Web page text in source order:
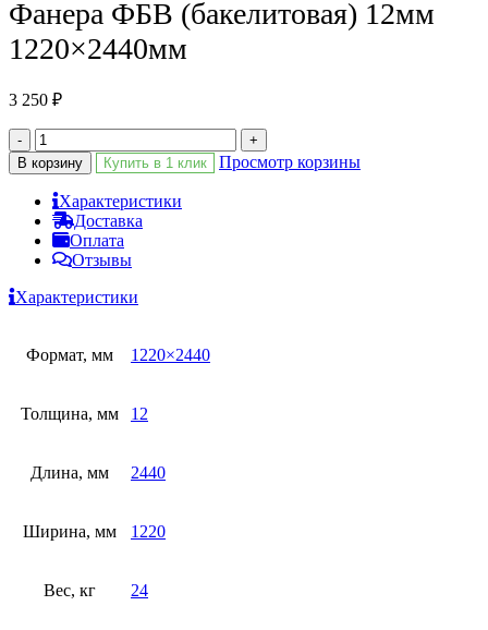
Фанера ФБВ (бакелитовая) 12мм
1220×2440мм
3 250 ₽
-
+
В корзину
Купить в 1 клик Просмотр корзины
Характеристики
Доставка
Оплата
Отзывы
Характеристики
Формат, мм 1220×2440
Толщина, мм 12
Длина, мм 2440
Ширина, мм 1220
Вес, кг 24